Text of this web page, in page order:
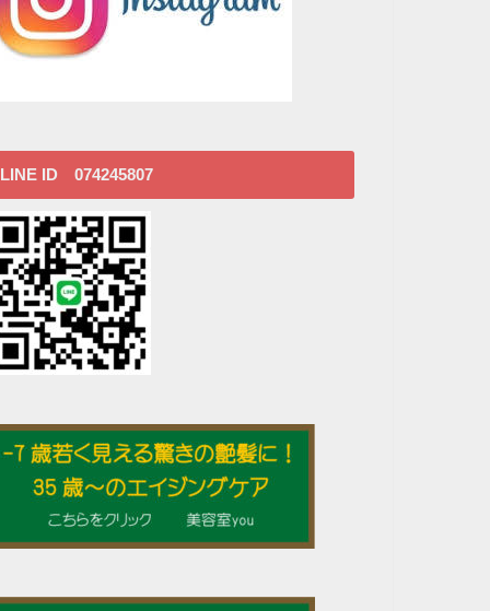
LINE ID 074245807